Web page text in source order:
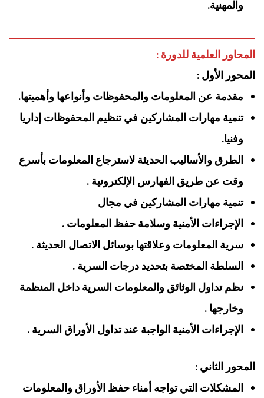
والمهنية.
المحاور العلمية للدورة :
المحور الأول :
مقدمة عن المعلومات والمحفوظات وأنواعها وأهميتها.
تنمية مهارات المشاركين في تنظيم المحفوظات إداريا
وفنيا.
الطرق والأساليب الحديثة لاسترجاع المعلومات بأسرع
وقت عن طريق الفهارس الإلكترونية .
تنمية مهارات المشاركين في مجال
الإجراءات الأمنية وسلامة حفظ المعلومات .
سرية المعلومات وعلاقتها بوسائل الاتصال الحديثة .
السلطة المختصة بتحديد درجات السرية .
نظم تداول الوثائق والمعلومات السرية داخل المنظمة
وخارجها .
الإجراءات الأمنية الواجبة عند تداول الأوراق السرية .
المحور الثاني :
المشكلات التي تواجه أمناء حفظ الأوراق والمعلومات